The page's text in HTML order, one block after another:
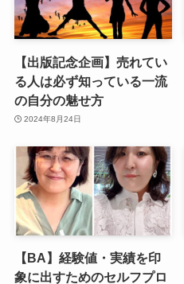
【出版記念企画】売れてい
る人は必ず知っている一流
の自分の魅せ方
2024年8月24日
【BA】経験値・実績を印
象に出すためのセルフプロ